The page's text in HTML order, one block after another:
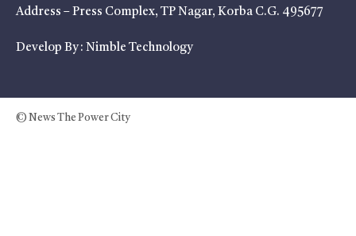
Address – Press Complex, TP Nagar, Korba C.G. 495677
Develop By : Nimble Technology
© News The Power City